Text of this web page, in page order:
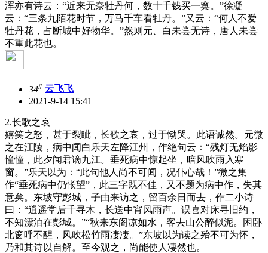
浑亦有诗云：“近来无奈牡丹何，数十千钱买一窠。”徐凝
云：“三条九陌花时节，万马千车看牡丹。”又云：“何人不爱
牡丹花，占断城中好物华。”然则元、白未尝无诗，唐人未尝
不重此花也。
34# 云飞飞
2021-9-14 15:41
2.长歌之哀
嬉笑之怒，甚于裂眦，长歌之哀，过于恸哭。此语诚然。元微
之在江陵，病中闻白乐天左降江州，作绝句云：“残灯无焰影
憧憧，此夕闻君谪九江。垂死病中惊起坐，暗风吹雨入寒
窗。”乐天以为：“此句他人尚不可闻，况仆心哉！”微之集
作“垂死病中仍怅望”，此三字既不佳，又不题为病中作，失其
意矣。东坡守彭城，子由来访之，留百余日而去，作二小诗
曰：“逍遥堂后千寻木，长送中宵风雨声。误喜对床寻旧约，
不知漂泊在彭城。”“秋来东阁凉如水，客去山公醉似泥。困卧
北窗呼不醒，风吹松竹雨凄凄。”东坡以为读之殆不可为怀，
乃和其诗以自解。至今观之，尚能使人凄然也。